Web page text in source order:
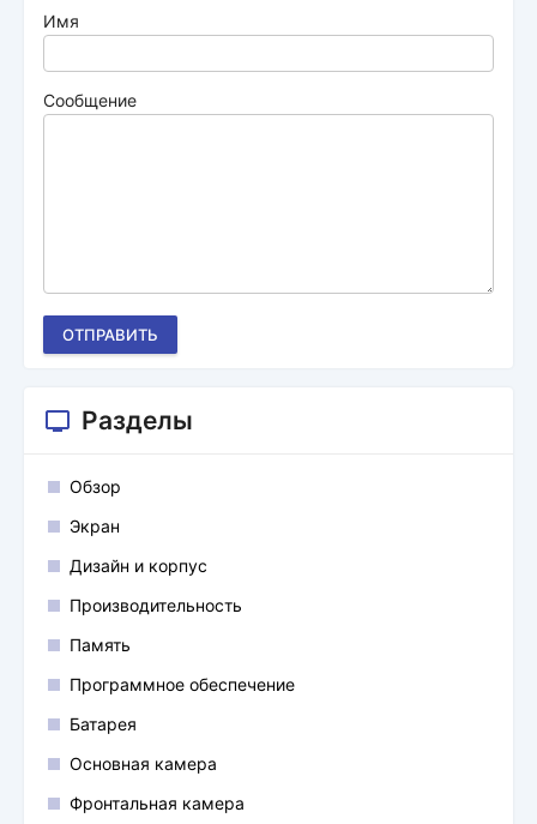
Имя
Сообщение
ОТПРАВИТЬ
Разделы
Обзор
Экран
Дизайн и корпус
Производительность
Память
Программное обеспечение
Батарея
Основная камера
Фронтальная камера